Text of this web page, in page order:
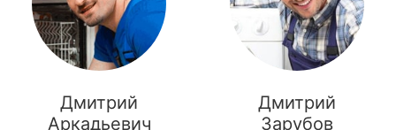
Дмитрий
Аркадьевич
Дмитрий
Зарубов